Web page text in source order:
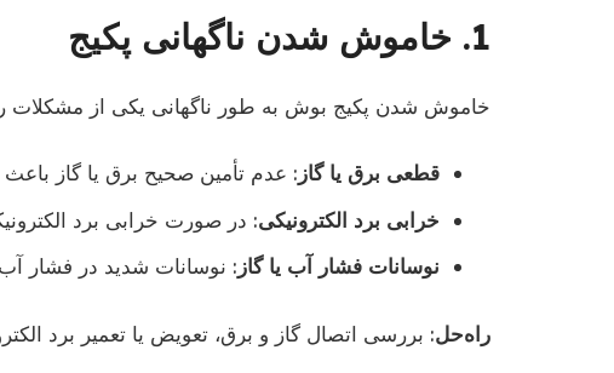
1. خاموش شدن ناگهانی پکیج
خاموش شدن پکیج بوش به طور ناگهانی یکی از مشکلات
قطعی برق یا گاز : عدم تأمین صحیح برق یا گاز
خرابی برد الکترونیکی: در صورت خرابی برد
نوسانات فشار آب یا گاز : نوسانات شدید در فشار
راه‌حل: بررسی اتصال گاز و برق، تعویض یا تعمیر برد